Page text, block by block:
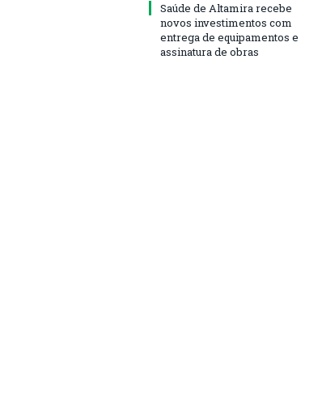
Saúde de Altamira recebe
novos investimentos com
entrega de equipamentos e
assinatura de obras